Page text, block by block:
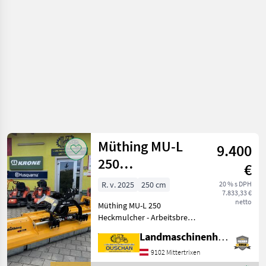
Müthing MU-L
250
Heckmulcher
9.400
€
20 % s DPH
7.833,33 €
netto
R. v. 2025
250 cm
Müthing MU-L 250
Heckmulcher - Arbeitsbreite
Kat I & Kat II - Hämmer -
Vario-Schneidschiene -
Landmaschinenhandel Ouschan Anton
9102 Mittertrixen